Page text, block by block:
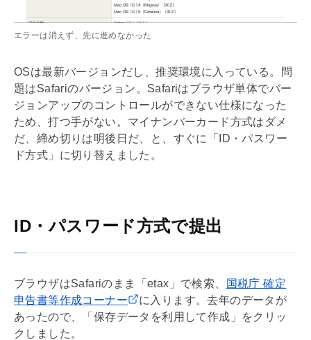
エラーは消えず、先に進めなかった
OSは最新バージョンだし、推奨環境に入っている。問
題はSafariのバージョン。Safariはブラウザ単体でバー
ジョンアップのコントロールができない仕様になった
ため、打つ手がない。マイナンバーカード方式はダメ
だ、締め切りは明後日だ、と、すぐに「ID・パスワー
ド方式」に切り替えました。
ID・パスワード方式で提出
ブラウザはSafariのまま「etax」で検索、
国税庁 確定
申告書等作成コーナー
に入ります。去年のデータが
あったので、「保存データを利用して作成」をクリッ
クしました。